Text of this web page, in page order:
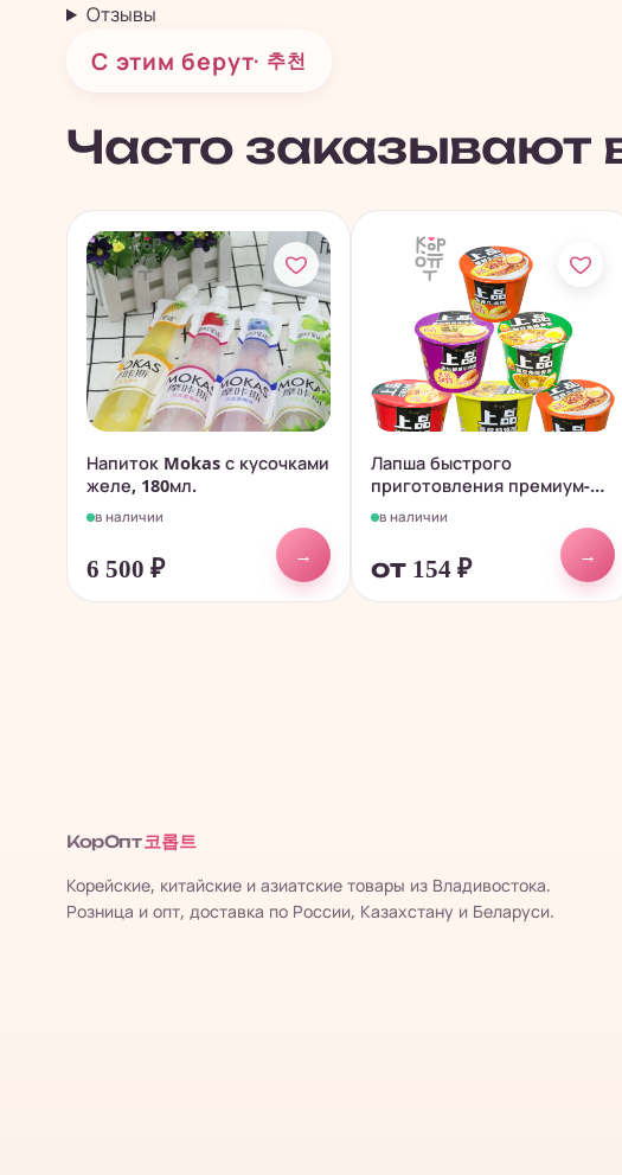
Отзывы
С этим берут· 추천
Часто заказывают
Напиток Mokas с кусочками
желе, 180мл.
в наличии
6 500 ₽
→
Лапша быстрого
приготовления премиум-
класса...
в наличии
от 154 ₽
→
КорОпт 코롭트
Корейские, китайские и азиатские товары из Владивостока.
Розница и опт, доставка по России, Казахстану и Беларуси.